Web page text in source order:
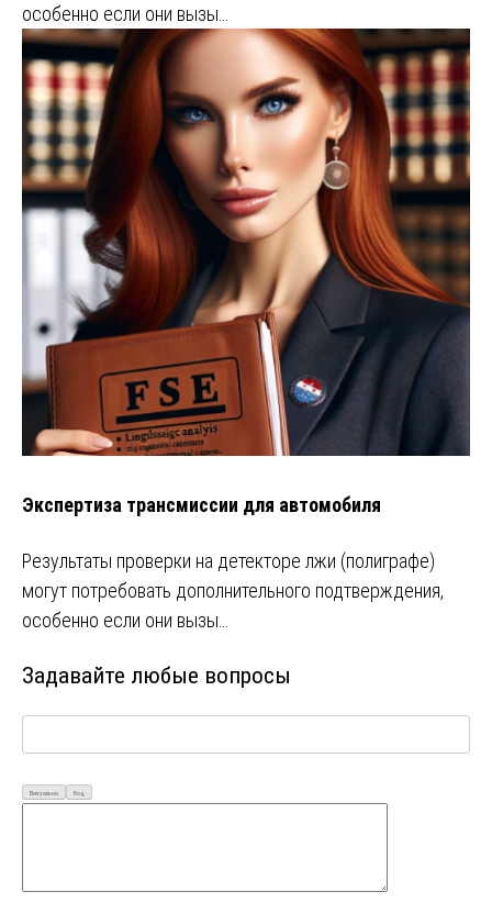
особенно если они вызы…
Экспертиза трансмиссии для автомобиля
Результаты проверки на детекторе лжи (полиграфе)
могут потребовать дополнительного подтверждения,
особенно если они вызы…
Задавайте любые вопросы
Визуально Код